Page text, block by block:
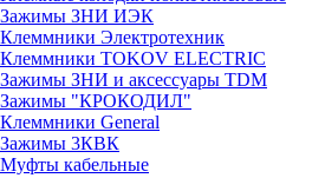
Зажимы ЗНИ ИЭК
Клеммники Электротехник
Клеммники TOKOV ELECTRIC
Зажимы ЗНИ и аксессуары TDM
Зажимы "КРОКОДИЛ"
Клеммники General
Зажимы 3КВК
Муфты кабельные